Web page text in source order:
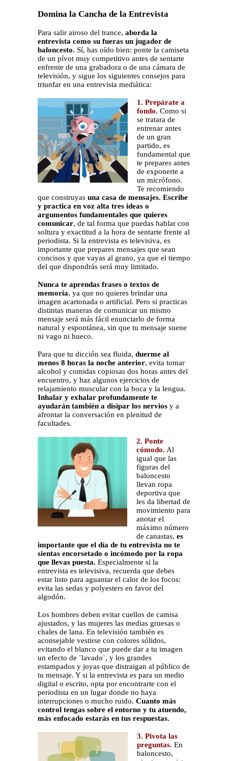
Domina la Cancha de la Entrevista
Para salir airoso del trance, aborda la
entrevista como su fueras un jugador de
baloncesto. Sí, has oído bien: ponte la camiseta
de un pívot muy competitivo antes de sentarte
enfrente de una grabadora o de una cámara de
televisión, y sigue los siguientes consejos para
triunfar en una entrevista mediática:
1. Prepárate a
fondo. Como si
se tratara de
entrenar antes
de un gran
partido, es
fundamental que
te prepares antes
de exponerte a
un micrófono.
Te recomiendo
que construyas una casa de mensajes. Escribe
y practica en voz alta tres ideas o
argumentos fundamentales que quieres
comunicar, de tal forma que puedas hablar con
soltura y exactitud a la hora de sentarte frente al
periodista. Si la entrevista es televisiva, es
importante que prepares mensajes que sean
concisos y que vayas al grano, ya que el tiempo
del que dispondrás será muy limitado.
Nunca te aprendas frases o textos de
memoria, ya que no quieres brindar una
imagen acartonada o artificial. Pero si practicas
distintas maneras de comunicar un mismo
mensaje será más fácil enunciarlo de forma
natural y espontánea, sin que tu mensaje suene
ni vago ni hueco.
Para que tu dicción sea fluida, duerme al
menos 8 horas la noche anterior, evita tomar
alcohol y comidas copiosas dos horas antes del
encuentro, y haz algunos ejercicios de
relajamiento muscular con la boca y la lengua.
Inhalar y exhalar profundamente te
ayudarán también a disipar los nervios y a
afrontar la conversación en plenitud de
facultades.
2. Ponte
cómodo. Al
igual que las
figuras del
baloncesto
llevan ropa
deportiva que
les da libertad de
movimiento para
anotar el
máximo número
de canastas, es
importante que el día de tu entrevista no te
sientas encorsetado o incómodo por la ropa
que llevas puesta. Especialmente si la
entrevista es televisiva, recuerda que debes
estar listo para aguantar el calor de los focos:
evita las sedas y polyesters en favor del
algodón.
Los hombres deben evitar cuellos de camisa
ajustados, y las mujeres las medias gruesas o
chales de lana. En televisión también es
aconsejable vestirse con colores sólidos,
evitando el blanco que puede dar a tu imagen
un efecto de ¨lavado¨, y los grandes
estampados y joyas que distraigan al público de
tu mensaje. Y si la entrevista es para un medio
digital o escrito, opta por encontrarte con el
periodista en un lugar donde no haya
interrupciones o mucho ruido. Cuanto más
control tengas sobre el entorno y tu atuendo,
más enfocado estarás en tus respuestas.
3. Pivota las
preguntas. En
baloncesto,